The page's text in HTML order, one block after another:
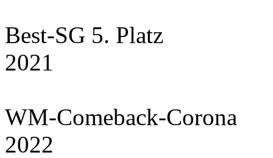
Best-SG 5. Platz
2021
WM-Comeback-Corona
2022